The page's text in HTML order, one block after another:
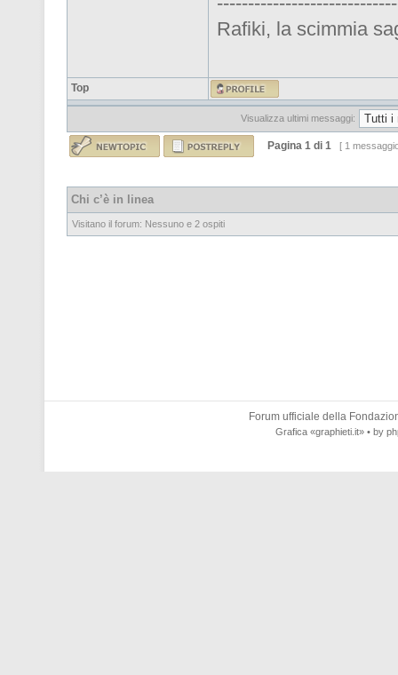
Rafiki, la scimmia
Top
Visualizza ultimi messaggi:
Pagina 1 di 1 [ 1
Chi c’è in linea
Visitano il forum: Nessuno e 2 ospiti
Forum ufficiale della
Grafica «graphieti.it» • by